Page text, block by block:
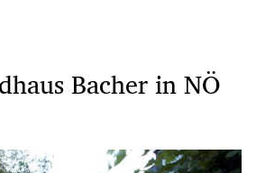
Bacher in NÖ